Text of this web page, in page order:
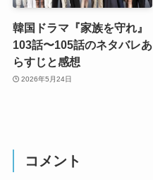
韓国ドラマ『家族を守れ』
103話〜105話のネタバレあ
らすじと感想
2026年5月24日
コメント